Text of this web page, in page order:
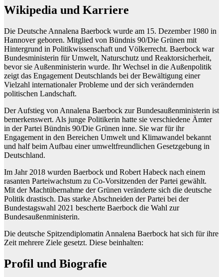
Wikipedia und Karriere
Die Deutsche Annalena Baerbock wurde am 15. Dezember 1980 in
Hannover geboren. Mitglied von Bündnis 90/Die Grünen mit
Hintergrund in Politikwissenschaft und Völkerrecht. Baerbock war
Bundesministerin für Umwelt, Naturschutz und Reaktorsicherheit,
bevor sie Außenministerin wurde. Ihr Wechsel in die Außenpolitik
zeigt das Engagement Deutschlands bei der Bewältigung einer
Vielzahl internationaler Probleme und der sich verändernden
politischen Landschaft.
Der Aufstieg von Annalena Baerbock zur Bundesaußenministerin ist
bemerkenswert. Als junge Politikerin hatte sie verschiedene Ämter
in der Partei Bündnis 90/Die Grünen inne. Sie war für ihr
Engagement in den Bereichen Umwelt und Klimawandel bekannt
und half beim Aufbau einer umweltfreundlichen Gesetzgebung in
Deutschland.
Im Jahr 2018 wurden Baerbock und Robert Habeck nach einem
rasanten Parteiwachstum zu Co-Vorsitzenden der Partei gewählt.
Mit der Machtübernahme der Grünen veränderte sich die deutsche
Politik drastisch. Das starke Abschneiden der Partei bei der
Bundestagswahl 2021 bescherte Baerbock die Wahl zur
Bundesaußenministerin.
Die deutsche Spitzendiplomatin Annalena Baerbock hat sich für ihre
Zeit mehrere Ziele gesetzt. Diese beinhalten:
Profil und Biografie